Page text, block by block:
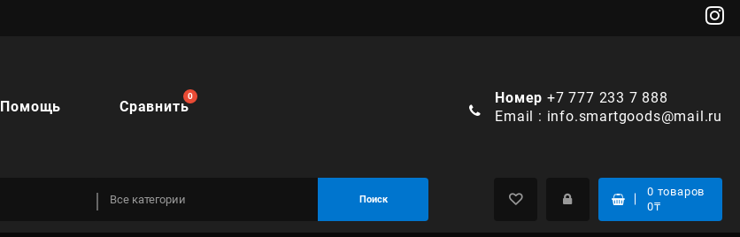
Помощь Сравнить
Номер +7 777 233 7 888
Email : info.smartgoods@mail.ru
Поиск
0 товаров
0₸